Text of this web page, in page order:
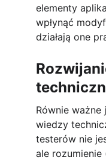
elementy
wpłynąć
działają one
Równie ważne
wiedzy
testerów nie
ale